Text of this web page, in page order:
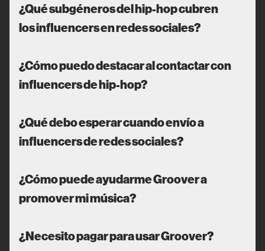
¿Qué subgéneros del hip-hop cubren
los influencers en redes sociales?
¿Cómo puedo destacar al contactar con
influencers de hip-hop?
¿Qué debo esperar cuando envío a
influencers de redes sociales?
¿Cómo puede ayudarme Groover a
promover mi música?
¿Necesito pagar para usar Groover?